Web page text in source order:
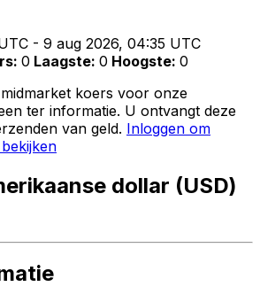
- 9 aug 2026, 04:35 UTC
: 0 Laagste: 0 Hoogste: 0
koers voor onze
ter informatie. U ontvangt deze
van geld. Inloggen om
dollar (USD)